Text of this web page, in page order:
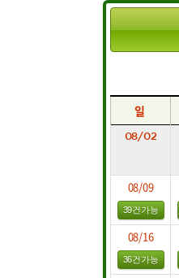
일
08/02
08/09
39건가능
08/16
36건가능